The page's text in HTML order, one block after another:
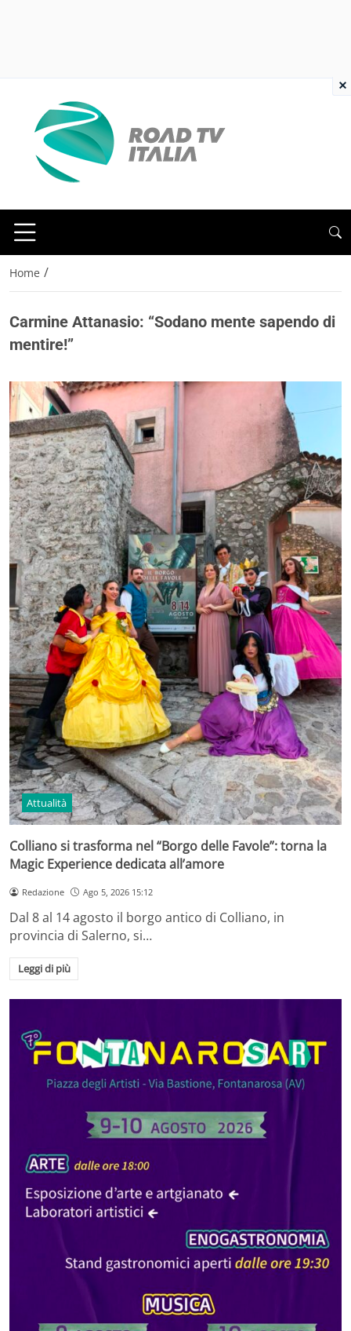
Home /
Carmine Attanasio: “Sodano mente sapendo di
mentire!”
Attualità
Colliano si trasforma nel “Borgo delle Favole”: torna la
Magic Experience dedicata all’amore
Redazione Ago 5, 2026 15:12
Dal 8 al 14 agosto il borgo antico di Colliano, in
provincia di Salerno, si…
Leggi di più
×